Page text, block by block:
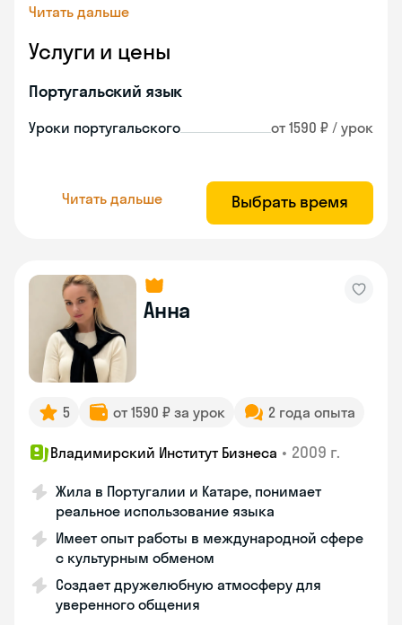
Читать дальше
Услуги и цены
Португальский язык
Уроки португальского от 1590 ₽ / урок
Читать дальше Выбрать время
Анна
5 от 1590 ₽ за урок 2 года опыта
Владимирский Институт Бизнеса • 2009 г.
Жила в Португалии и Катаре, понимает
реальное использование языка
Имеет опыт работы в международной сфере
с культурным обменом
Создает дружелюбную атмосферу для
уверенного общения